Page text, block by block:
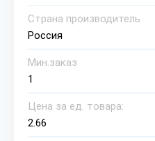
Страна производитель
Россия
Мин.заказ
1
Цена за ед. товара:
2.66